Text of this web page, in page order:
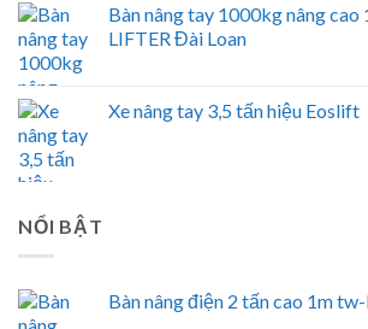
Bàn nâng tay 1000kg nâng cao
LIFTER Đài Loan
Xe nâng tay 3,5 tấn hiệu Eoslift
NỔI BẬT
Bàn nâng điện 2 tấn cao 1m